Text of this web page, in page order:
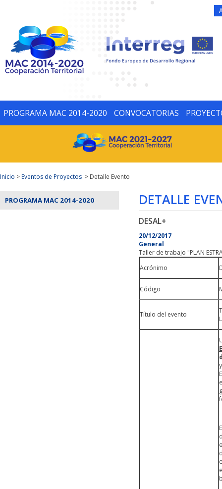
PROGRAMA MAC 2014-2020 CONVOCATORIAS
Inicio >Eventos de Proyectos > Detalle Evento
PROGRAMA MAC 2014-2020 DETALLE
DESAL+
20/12/2017
General
Taller de trabajo "PLAN
Acrónimo
Código
Título del evento